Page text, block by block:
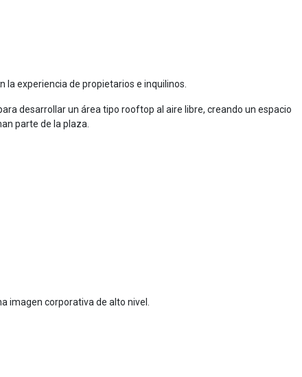
experiencia de propietarios e inquilinos.
desarrollar un área tipo rooftop al aire libre, creando un espacio
parte de la plaza.
imagen corporativa de alto nivel.